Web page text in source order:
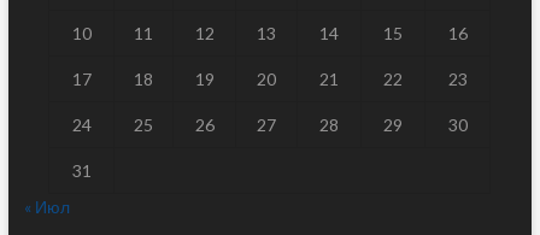
10 11 12 13 14 15 16
17 18 19 20 21 22 23
24 25 26 27 28 29 30
31
« Июл